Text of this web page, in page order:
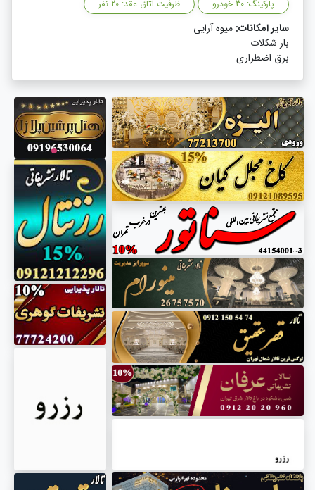
پارکینگ: 30 خودرو ظرفیت اتاق عقد: 20 نفر
سایر امکانات: میوه آرایی
بار شکلات
برق اضطراری